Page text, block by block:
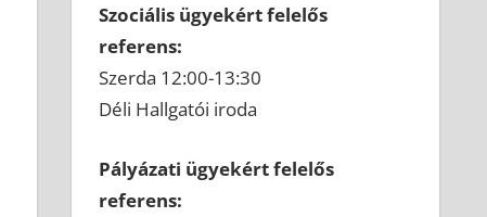
Szociális ügyekért felelős
referens:
Szerda 12:00-13:30
Déli Hallgatói iroda
Pályázati ügyekért felelős
referens: